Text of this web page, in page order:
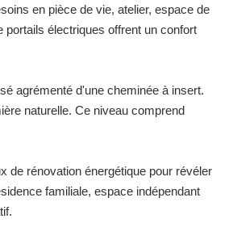
en pièce de vie, atelier, espace de
portails électriques offrent un confort
agrémenté d'une cheminée à insert.
naturelle. Ce niveau comprend
de rénovation énergétique pour révéler
familiale, espace indépendant